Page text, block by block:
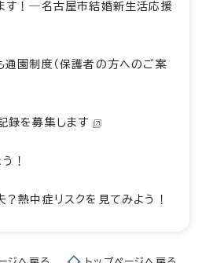
す！―名古屋市結婚新生活応援
通園制度（保護者の方へのご案
録を募集します
！
熱中症リスクを見てみよう！